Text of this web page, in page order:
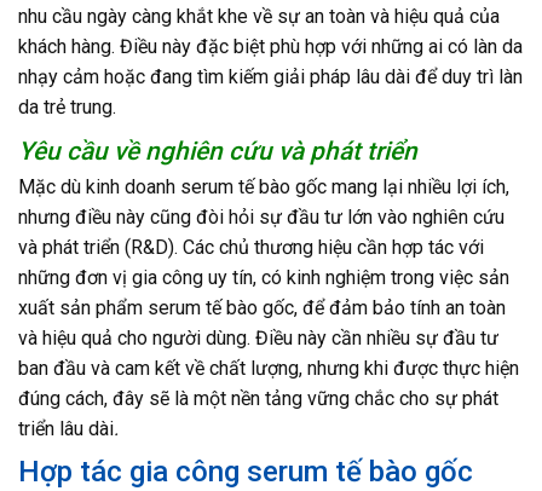
nhu cầu ngày càng khắt khe về sự an toàn và hiệu quả của
khách hàng. Điều này đặc biệt phù hợp với những ai có làn da
nhạy cảm hoặc đang tìm kiếm giải pháp lâu dài để duy trì làn
da trẻ trung.
Yêu cầu về nghiên cứu và phát triển
Mặc dù kinh doanh serum tế bào gốc mang lại nhiều lợi ích,
nhưng điều này cũng đòi hỏi sự đầu tư lớn vào nghiên cứu
và phát triển (R&D). Các chủ thương hiệu cần hợp tác với
những đơn vị gia công uy tín, có kinh nghiệm trong việc sản
xuất sản phẩm serum tế bào gốc, để đảm bảo tính an toàn
và hiệu quả cho người dùng. Điều này cần nhiều sự đầu tư
ban đầu và cam kết về chất lượng, nhưng khi được thực hiện
đúng cách, đây sẽ là một nền tảng vững chắc cho sự phát
triển lâu dài.
Hợp tác gia công serum tế bào gốc